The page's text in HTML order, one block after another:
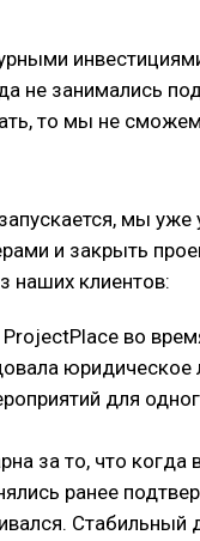
не занимались
то мы не
мы уже
и закрыть
наших клиентов:
во
юридическое
для
за то, что когда
ранее
Стабильный